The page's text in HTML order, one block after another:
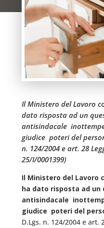
Il Ministero del Lavoro
dato risposta ad un
antisindacale 
giudice  poteri del
n. 124/2004 e art. 28
25/I/0001399)
Il Ministero del Lavoro
ha dato risposta ad un
antisindacale 
giudice  poteri del
D.Lgs. n. 124/2004 e art.